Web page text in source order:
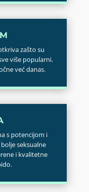
zašto su
više popularni.
već danas.
s potencijom i
seksualne
i kvalitetne